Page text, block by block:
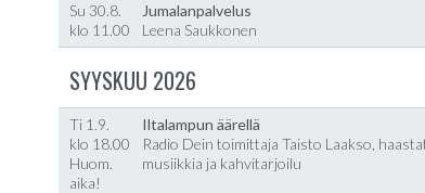
Su 30.8.
klo 11.00
Jumalanpalvelus
Leena Saukkonen
SYYSKUU 2026
Ti 1.9.
klo 18.00
Huom.
aika!
Iltalampun äärellä
Radio Dein toimittaja Taisto Laakso,
musiikkia ja kahvitarjoilu